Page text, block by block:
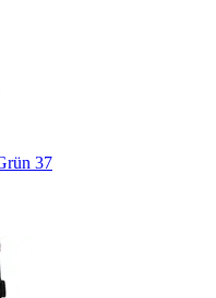
37